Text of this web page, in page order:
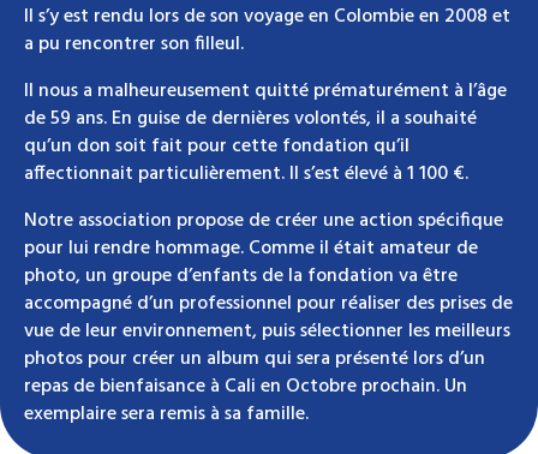
Il s’y est rendu lors de son voyage en Colombie en 2008 et
a pu rencontrer son filleul.
Il nous a malheureusement quitté prématurément à l’âge
de 59 ans. En guise de dernières volontés, il a souhaité
qu’un don soit fait pour cette fondation qu’il
affectionnait particulièrement. Il s’est élevé à 1 100 €.
Notre association propose de créer une action spécifique
pour lui rendre hommage. Comme il était amateur de
photo, un groupe d’enfants de la fondation va être
accompagné d’un professionnel pour réaliser des prises de
vue de leur environnement, puis sélectionner les meilleurs
photos pour créer un album qui sera présenté lors d’un
repas de bienfaisance à Cali en Octobre prochain. Un
exemplaire sera remis à sa famille.